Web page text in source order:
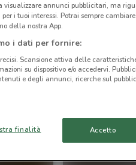
Coin
visualizzare annunci pubblicitari, ma
i tuoi interessi. Potrai sempre
della nostra App.
i dati per fornire:
Scansione attiva delle
su dispositivo e/o accedervi.
e degli annunci, ricerche sul
finalità Accetto